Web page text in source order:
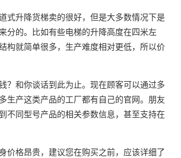
式升降货梯卖的很好，但是大多数情况下是
分的。比如有些电梯的升降高度在四米左
构就简单很多，生产难度相对更低，所以价
？和你谈话到此为止。现在顾客可以通过多
生产这类产品的工厂都有自己的官网。朋友
不同型号产品的相关参数信息，甚至支持在
价格昂贵，建议您在购买之前，应该详细了